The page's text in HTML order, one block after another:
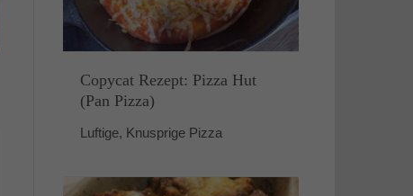
Copycat Rezept: Pizza Hut
(Pan Pizza)
Luftige, Knusprige Pizza